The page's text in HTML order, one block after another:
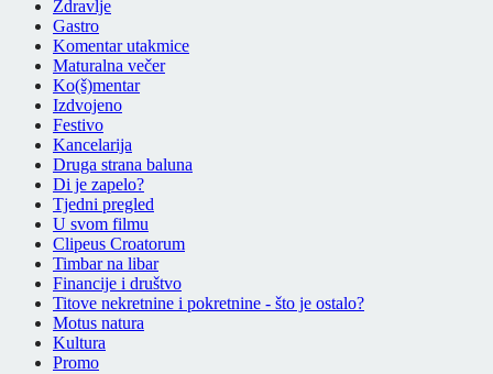
Zdravlje
Gastro
Komentar utakmice
Maturalna večer
Ko(š)mentar
Izdvojeno
Festivo
Kancelarija
Druga strana baluna
Di je zapelo?
Tjedni pregled
U svom filmu
Clipeus Croatorum
Timbar na libar
Financije i društvo
Titove nekretnine i pokretnine - što je ostalo?
Motus natura
Kultura
Promo